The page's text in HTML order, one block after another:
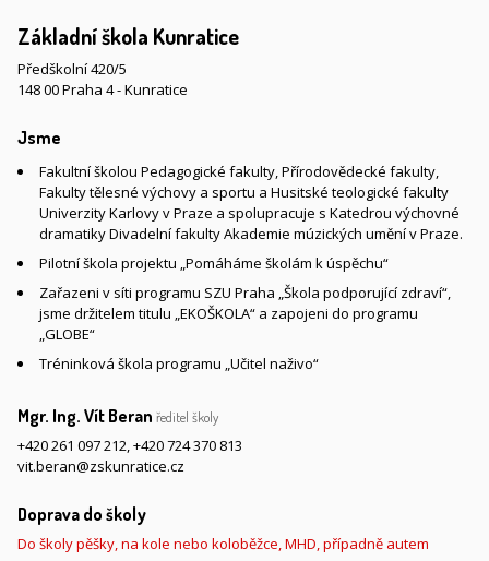
Základní škola Kunratice
Předškolní 420/5
148 00 Praha 4 - Kunratice
Jsme
Fakultní školou Pedagogické fakulty, Přírodovědecké fakulty,
Fakulty tělesné výchovy a sportu a Husitské teologické fakulty
Univerzity Karlovy v Praze a spolupracuje s Katedrou výchovné
dramatiky Divadelní fakulty Akademie múzických umění v Praze.
Pilotní škola projektu „Pomáháme školám k úspěchu“
Zařazeni v síti programu SZU Praha „Škola podporující zdraví“,
jsme držitelem titulu „EKOŠKOLA“ a zapojeni do programu
„GLOBE“
Tréninková škola programu „Učitel naživo“
Mgr. Ing. Vít Beran ředitel školy
+420 261 097 212,+420 724 370 813
vit.beran@zskunratice.cz
Doprava do školy
Do školy pěšky, na kole nebo koloběžce, MHD, případně autem